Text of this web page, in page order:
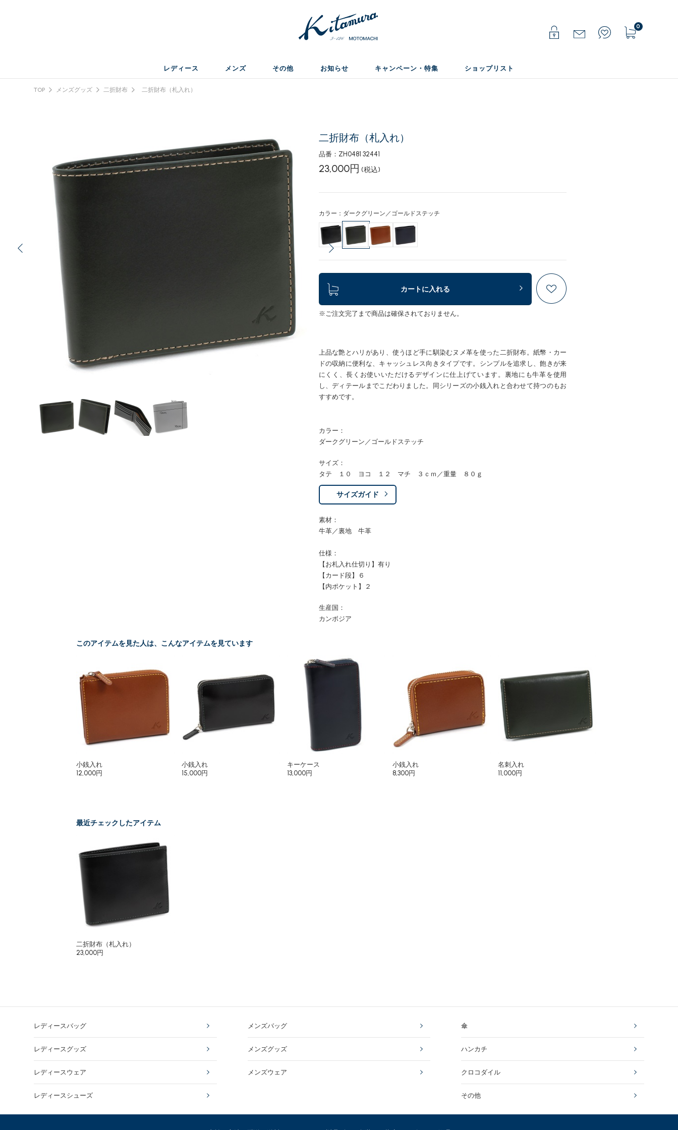
0
レディース メンズ その他 お知らせ キャンペーン・特集 ショップリスト
TOP メンズグッズ 二折財布 二折財布（札入れ）
二折財布（札入れ）
品番：ZH0481 32441
23,000円 (税込)
カラー：ダークグリーン／ゴールドステッチ
カートに入れる
※ご注文完了まで商品は確保されておりません。
上品な艶とハリがあり、使うほど手に馴染むヌメ革を使った二折財布。紙幣・カー
ドの収納に便利な、キャッシュレス向きタイプです。シンプルを追求し、飽きが来
にくく、長くお使いいただけるデザインに仕上げています。裏地にも牛革を使用
し、ディテールまでこだわりました。同シリーズの小銭入れと合わせて持つのもお
すすめです。
カラー：
ダークグリーン／ゴールドステッチ
サイズ：
タテ １０ ヨコ １２ マチ ３ｃｍ／重量 ８０ｇ
サイズガイド
素材：
牛革／裏地 牛革
仕様：
【お札入れ仕切り】有り
【カード段】６
【内ポケット】２
生産国：
カンボジア
このアイテムを見た人は、こんなアイテムを見ています
小銭入れ
12,000円
小銭入れ
15,000円
キーケース
13,000円
小銭入れ
8,300円
名刺入れ
11,000円
最近チェックしたアイテム
二折財布（札入れ）
23,000円
レディースバッグ
レディースグッズ
レディースウェア
レディースシューズ
メンズバッグ
メンズグッズ
メンズウェア
傘
ハンカチ
クロコダイル
その他